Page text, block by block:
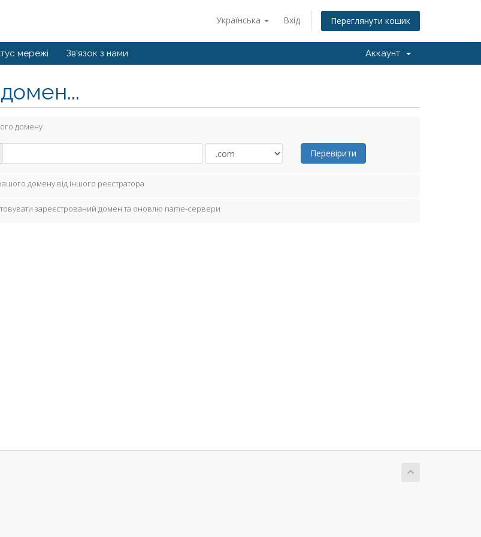
Українська Вхід Переглянути кошик
мережі Зв'язок з нами Аккаунт
домену
Перевірити
домену від іншого реєстратора
зареєстрований домен та оновлю name-сервери